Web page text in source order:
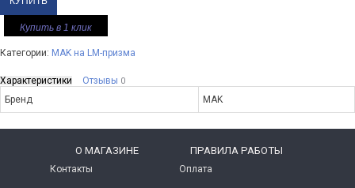
Купить в 1 клик
Категории: MAK на LM-призма
Характеристики Отзывы 0
Бренд MAK
O МАГАЗИНЕ
Контакты
ПРАВИЛА РАБОТЫ
Оплата